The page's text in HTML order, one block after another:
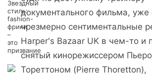
Звездный
стиль:
fashion-
фрики
–
это
призвание
документального фильма, уже
чрезмерно сентиментальные
Harper's Bazaar UK в чем-то и
снятый кинорежиссером
Тореттоном (Pierre Thoretton),